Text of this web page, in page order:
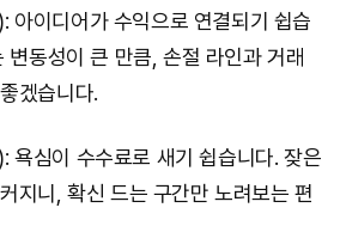
아이디어가 수익으로 연결되기 쉽습
변동성이 큰 만큼, 손절 라인과 거래
겠습니다.
욕심이 수수료로 새기 쉽습니다. 잦은
지니, 확신 드는 구간만 노려보는 편